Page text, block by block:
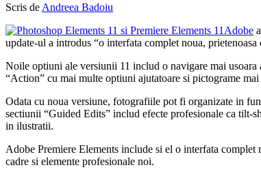
Scris de Andreea Badoiu
Adobe
update-ul a introdus “o interfata complet noua,
Noile optiuni ale versiunii 11 includ o navigare mai
“Action” cu mai multe optiuni ajutatoare si pictograme
Odata cu noua versiune, fotografiile pot fi organizate in
sectiunii “Guided Edits” includ efecte profesionale ca tilt-
in ilustratii.
Adobe Premiere Elements include si el o interfata
cadre si elemente profesionale noi.